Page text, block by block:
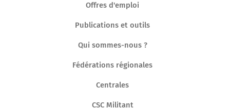
Offres d'emploi
Publications et outils
Qui sommes-nous ?
Fédérations régionales
Centrales
CSC Militant